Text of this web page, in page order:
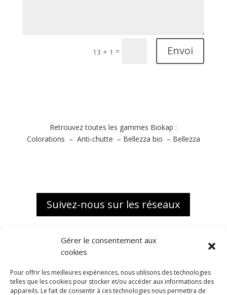
Gérer le consentement aux
cookies
Pour offrir les meilleures expériences, nous utilisons des technologies
telles que les cookies pour stocker et/ou accéder aux informations des
appareils. Le fait de consentir à ces technologies nous permettra de
13 + 1 = Envoi
Retrouvez toutes les gammes Biokap :
Colorations – Anti-chutte – Bellezza bio – Bellezza
Suivez-nous sur les réseaux